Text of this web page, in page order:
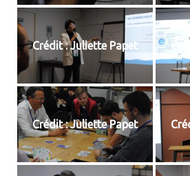
Crédit : Juliette Papet
Crédit : Juliette Papet